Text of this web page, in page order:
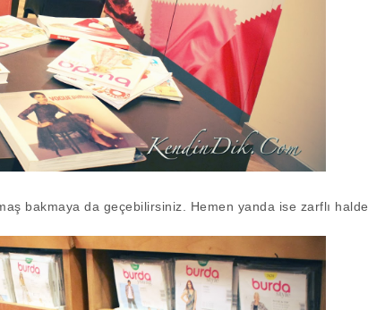
bakmaya da geçebilirsiniz. Hemen yanda ise zarflı halde